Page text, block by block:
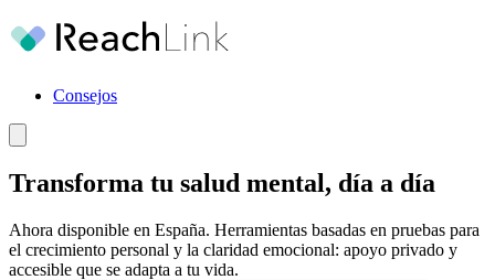
Consejos
Transforma tu salud mental, día a día
Ahora disponible en España. Herramientas basadas en pruebas para
el crecimiento personal y la claridad emocional: apoyo privado y
accesible que se adapta a tu vida.